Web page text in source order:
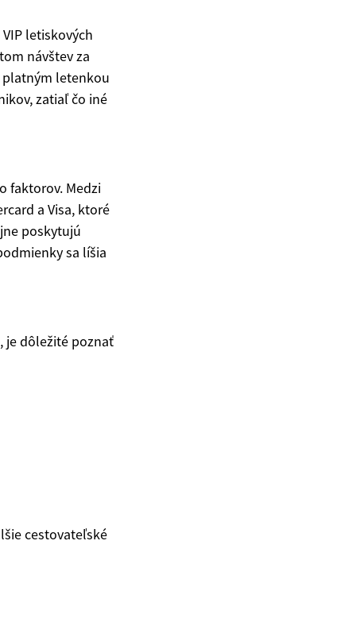
letiskových
návštev za
platným letenkou
zatiaľ čo iné
faktorov. Medzi
a Visa, ktoré
poskytujú
sa líšia
je dôležité poznať
cestovateľské